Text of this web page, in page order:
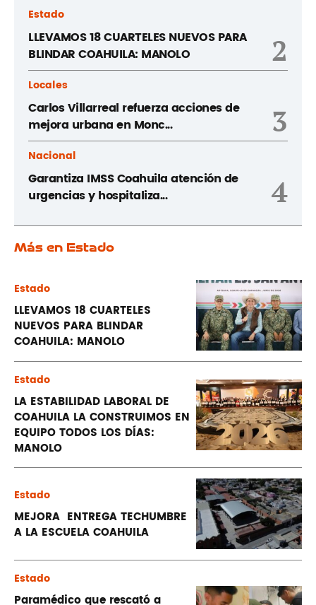
Estado
LLEVAMOS 18 CUARTELES NUEVOS PARA
BLINDAR COAHUILA: MANOLO
2
Locales
Carlos Villarreal refuerza acciones de
mejora urbana en Monc...
3
Nacional
Garantiza IMSS Coahuila atención de
urgencias y hospitaliza...
4
Más en Estado
Estado
LLEVAMOS 18 CUARTELES
NUEVOS PARA BLINDAR
COAHUILA: MANOLO
Estado
LA ESTABILIDAD LABORAL DE
COAHUILA LA CONSTRUIMOS EN
EQUIPO TODOS LOS DÍAS:
MANOLO
Estado
MEJORA ENTREGA TECHUMBRE
A LA ESCUELA COAHUILA
Estado
Paramédico que rescató a